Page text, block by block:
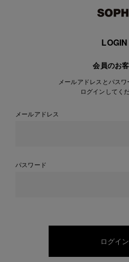
LOGIN
会員のお
メールアドレスとパス
ログインしてく
メールアドレス
パスワード